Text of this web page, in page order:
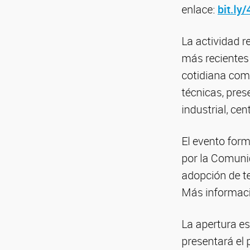
enlace: bit.ly/
La actividad
más
cotidiana
técnicas,
industrial,
El evento
por la
adopción de
Más
La apertura
presentará el